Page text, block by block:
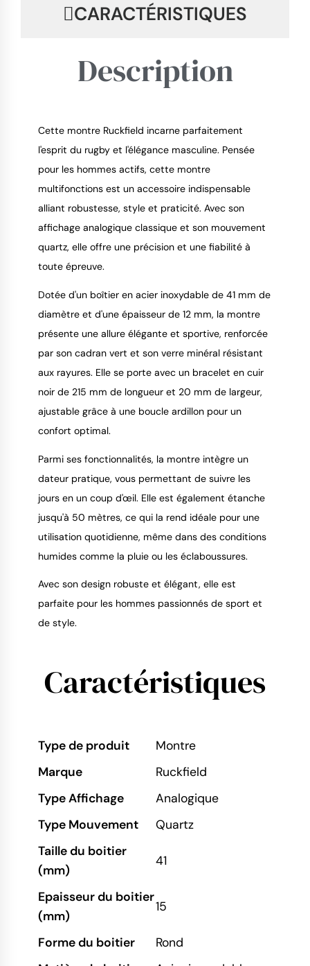
CARACTÉRISTIQUES
Description
Cette montre Ruckfield incarne parfaitement
l'esprit du rugby et l'élégance masculine. Pensée
pour les hommes actifs, cette montre
multifonctions est un accessoire indispensable
alliant robustesse, style et praticité. Avec son
affichage analogique classique et son mouvement
quartz, elle offre une précision et une fiabilité à
toute épreuve.
Dotée d'un boîtier en acier inoxydable de 41 mm de
diamètre et d'une épaisseur de 12 mm, la montre
présente une allure élégante et sportive, renforcée
par son cadran vert et son verre minéral résistant
aux rayures. Elle se porte avec un bracelet en cuir
noir de 215 mm de longueur et 20 mm de largeur,
ajustable grâce à une boucle ardillon pour un
confort optimal.
Parmi ses fonctionnalités, la montre intègre un
dateur pratique, vous permettant de suivre les
jours en un coup d'œil. Elle est également étanche
jusqu'à 50 mètres, ce qui la rend idéale pour une
utilisation quotidienne, même dans des conditions
humides comme la pluie ou les éclaboussures.
Avec son design robuste et élégant, elle est
parfaite pour les hommes passionnés de sport et
de style.
Caractéristiques
Type de produit
Montre
Marque
Ruckfield
Type Affichage
Analogique
Type Mouvement
Quartz
Taille du boitier
(mm)
41
Epaisseur du boitier
(mm)
15
Forme du boitier
Rond